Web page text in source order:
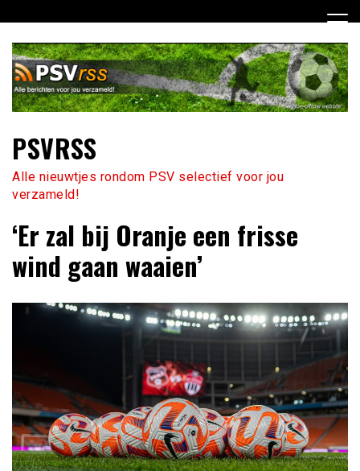
naar
inhoud
PSVRSS
Alle nieuwtjes rondom PSV selectief voor jou
verzameld!
‘Er zal bij Oranje een frisse
wind gaan waaien’